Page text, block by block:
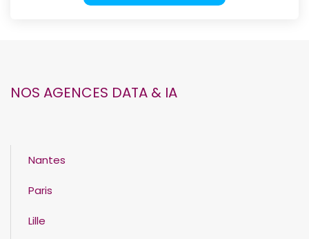
NOS AGENCES DATA & IA
Nantes
Paris
Lille